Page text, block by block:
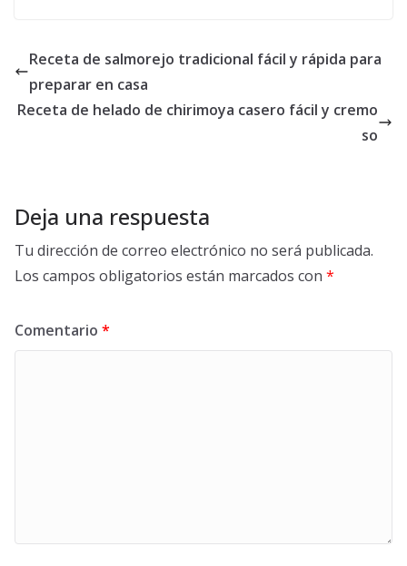
Receta de salmorejo tradicional fácil y rápida para
preparar en casa
Receta de helado de chirimoya casero fácil y cremo
so
Deja una respuesta
Tu dirección de correo electrónico no será publicada.
Los campos obligatorios están marcados con *
Comentario *